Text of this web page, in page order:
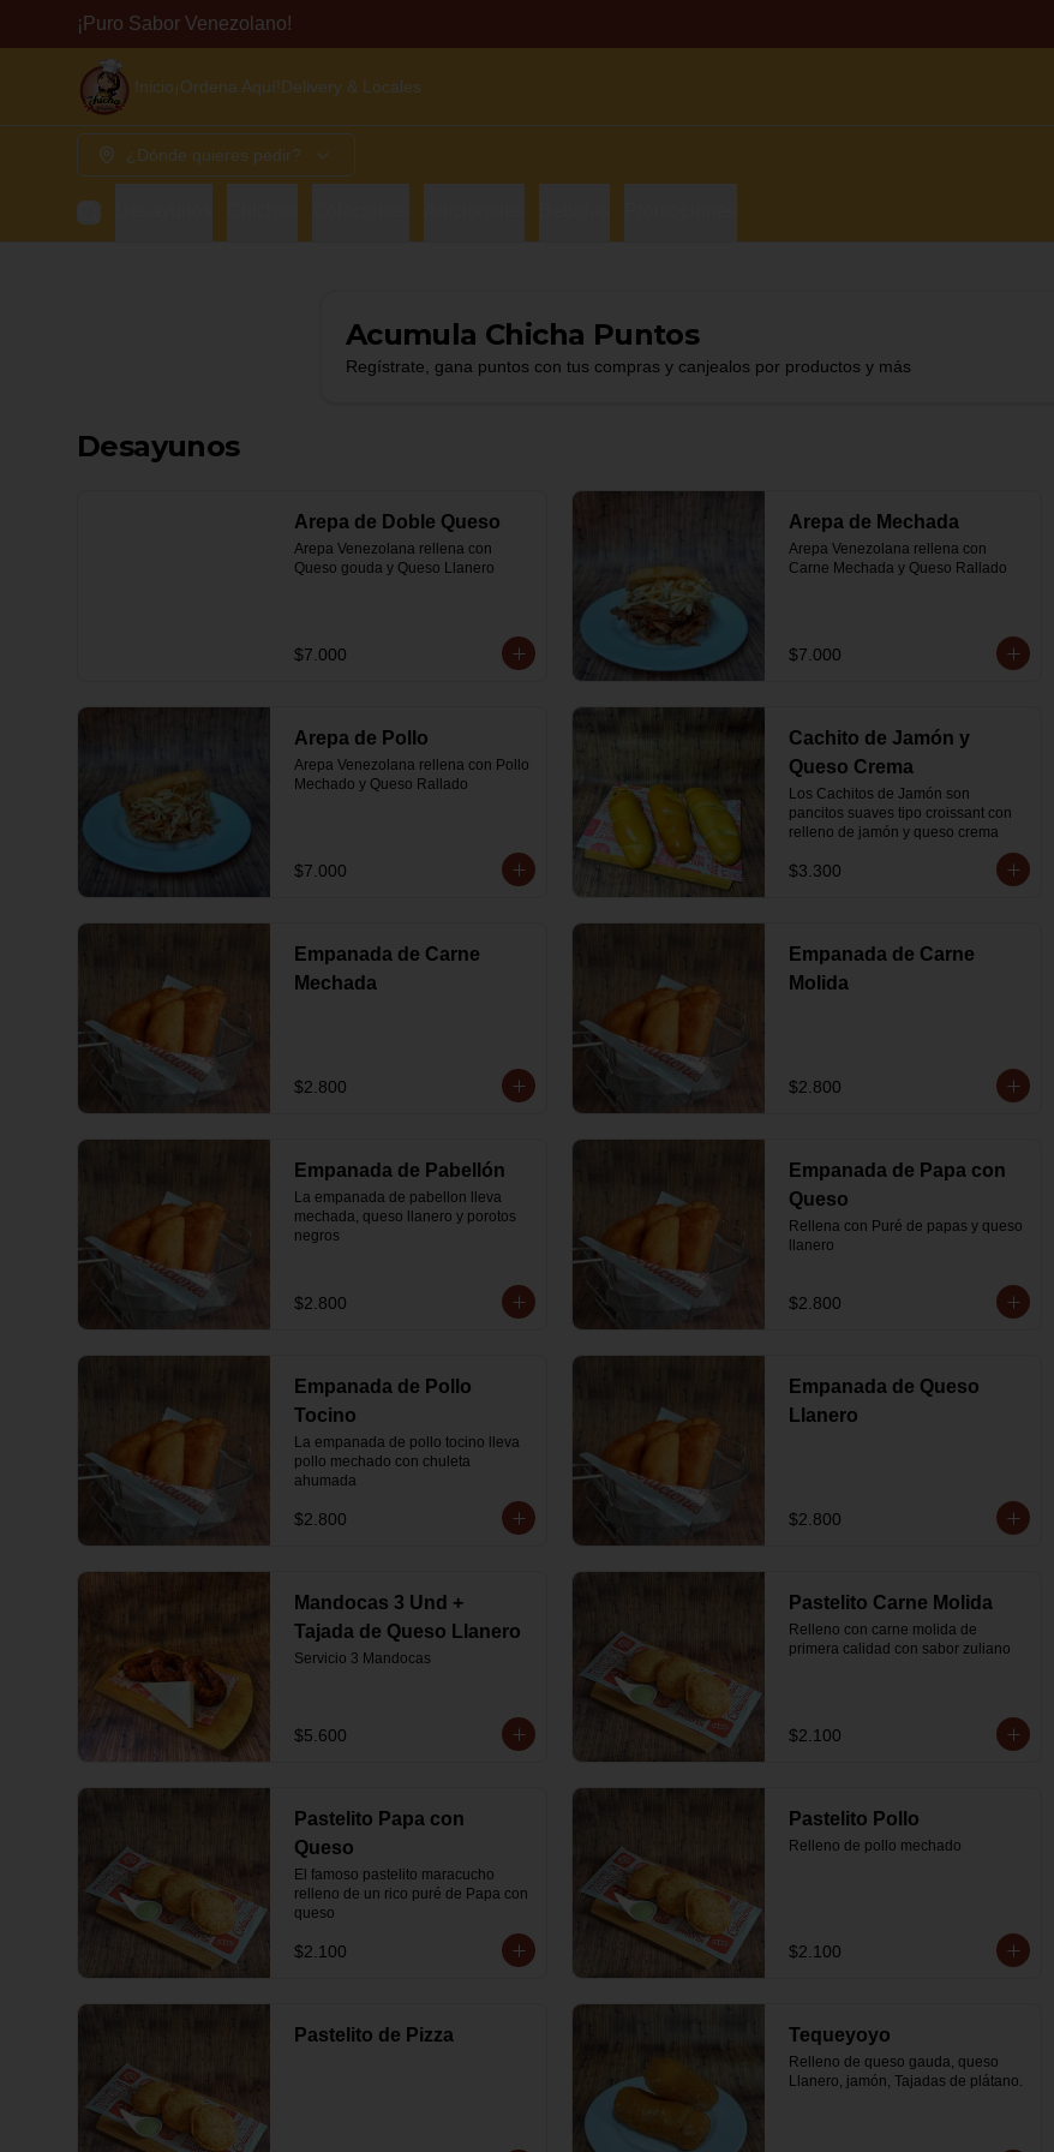
¡Puro Sabor Venezolano!
Inicio¡Ordena Aquí!Delivery & Locales
¿Dónde quieres pedir?
Acumula Chicha Puntos
Regístrate, gana puntos con tus compras y canjealos por productos y más
Desayunos
Arepa de Doble Queso
Arepa Venezolana rellena con
Queso gouda y Queso Llanero
$7.000
Arepa de Mechada
Arepa Venezolana rellena con
Carne Mechada y Queso Rallado
$7.000
Arepa de Pollo
Arepa Venezolana rellena con Pollo
Mechado y Queso Rallado
$7.000
Cachito de Jamón y
Queso Crema
Los Cachitos de Jamón son
pancitos suaves tipo croissant con
relleno de jamón y queso crema
$3.300
Empanada de Carne
Mechada
$2.800
Empanada de Carne
Molida
$2.800
Empanada de Pabellón
La empanada de pabellon lleva
mechada, queso llanero y porotos
negros
$2.800
Empanada de Papa con
Queso
Rellena con Puré de papas y queso
llanero
$2.800
Empanada de Pollo
Tocino
La empanada de pollo tocino lleva
pollo mechado con chuleta
ahumada
$2.800
Empanada de Queso
Llanero
$2.800
Mandocas 3 Und +
Tajada de Queso Llanero
Servicio 3 Mandocas
$5.600
Pastelito Carne Molida
Relleno con carne molida de
primera calidad con sabor zuliano
$2.100
Pastelito Papa con
Queso
El famoso pastelito maracucho
relleno de un rico puré de Papa con
queso
$2.100
Pastelito Pollo
Relleno de pollo mechado
$2.100
Pastelito de Pizza Tequeyoyo
Relleno de queso gauda, queso
Llanero, jamón, Tajadas de plátano.